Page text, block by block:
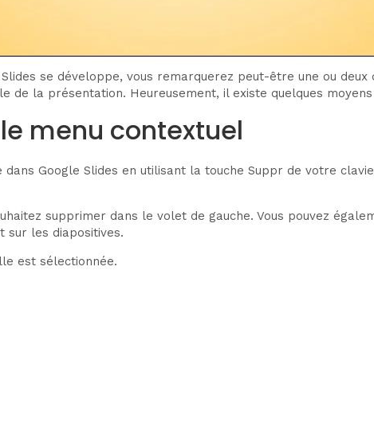
se développe, vous remarquerez peut-être une ou deux
de la présentation. Heureusement, il existe quelques
menu contextuel
Google Slides en utilisant la touche Suppr de votre
supprimer dans le volet de gauche. Vous pouvez
sur les diapositives.
est sélectionnée.